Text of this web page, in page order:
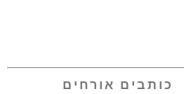
כותבים אורחים